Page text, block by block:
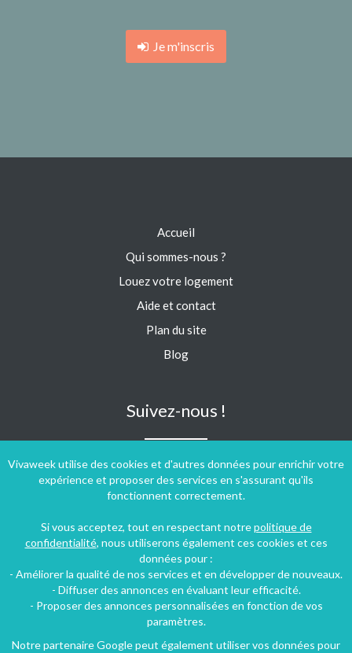
Je m'inscris
Vivaweek utilise des cookies et d'autres données pour enrichir votre
expérience et proposer des services en s'assurant qu'ils
fonctionnent correctement.
Si vous acceptez, tout en respectant notrepolitique de
confidentialité, nous utiliserons également ces cookies et ces
données pour :
- Améliorer la qualité de nos services et en développer de nouveaux.
- Diffuser des annonces en évaluant leur efficacité.
- Proposer des annonces personnalisées en fonction de vos
paramètres.
Notre partenaire Google peut également utiliser vos données pour
Accueil
Qui sommes-nous ?
Louez votre logement
Aide et contact
Plan du site
Blog
Suivez-nous !